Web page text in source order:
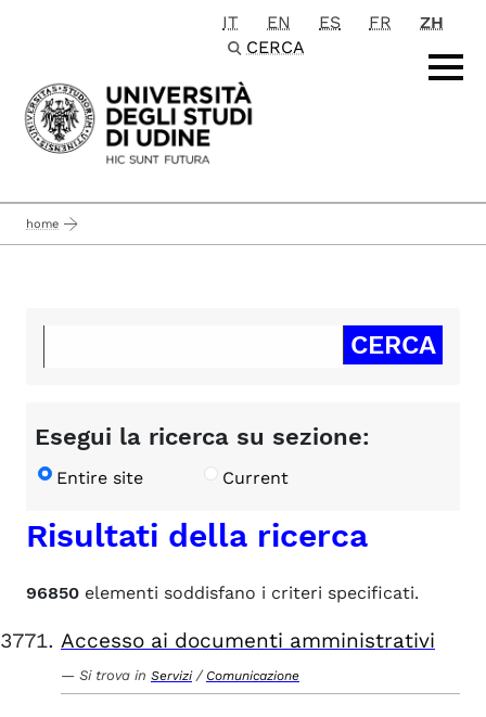
Passa al contenuto principale
IT EN ES FR
ZH
CERCA
home
Esegui la ricerca su sezione:
Entire site Current
Risultati della ricerca
96850 elementi soddisfano i criteri specificati.
Accesso ai documenti amministrativi
Si trova in Servizi / Comunicazione